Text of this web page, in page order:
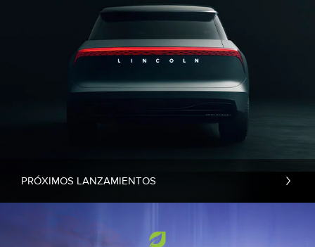
PRÓXIMOS LANZAMIENTOS